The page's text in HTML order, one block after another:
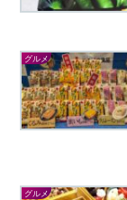
グルメ
グルメ